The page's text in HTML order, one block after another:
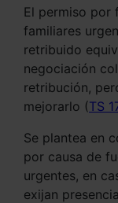
El permiso por
familiares
retribuido
negociación
retribución,
mejorarlo (TS
Se plantea en
por causa de
urgentes, en
exijan